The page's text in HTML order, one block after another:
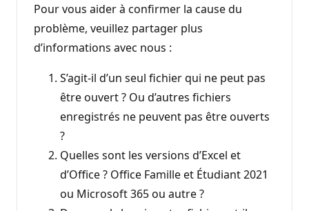
Pour vous aider à confirmer la cause du
problème, veuillez partager plus
d’informations avec nous :
S’agit-il d’un seul fichier qui ne peut pas
être ouvert ? Ou d’autres fichiers
enregistrés ne peuvent pas être ouverts
?
Quelles sont les versions d’Excel et
d’Office ? Office Famille et Étudiant 2021
ou Microsoft 365 ou autre ?